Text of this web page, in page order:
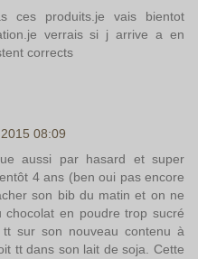
ces produits.je vais bientot
verrais si j arrive a en
corrects
08:09
aussi par hasard et super
4 ans (ben oui pas encore
son bib du matin et on ne
en poudre trop sucré
sur son nouveau contenu à
tt dans son lait de soja. Cette